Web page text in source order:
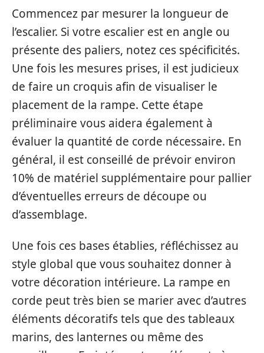
Commencez par mesurer la longueur de
l’escalier. Si votre escalier est en angle ou
présente des paliers, notez ces spécificités.
Une fois les mesures prises, il est judicieux
de faire un croquis afin de visualiser le
placement de la rampe. Cette étape
préliminaire vous aidera également à
évaluer la quantité de corde nécessaire. En
général, il est conseillé de prévoir environ
10% de matériel supplémentaire pour pallier
d’éventuelles erreurs de découpe ou
d’assemblage.
Une fois ces bases établies, réfléchissez au
style global que vous souhaitez donner à
votre décoration intérieure. La rampe en
corde peut très bien se marier avec d’autres
éléments décoratifs tels que des tableaux
marins, des lanternes ou même des